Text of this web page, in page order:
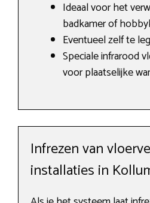
Ideaal voor het
badkamer of
Eventueel zelf te
Speciale infrarood
voor plaatselijke
Infrezen van
installaties in